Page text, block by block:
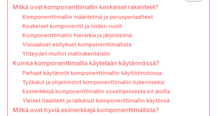
Mitkä ovat komponenttimallin keskeiset rakenteet?
Komponenttimallin määritelmä ja perusperiaatteet
Keskeiset komponentit ja niiden roolit
Komponenttimallin hierarkia ja järjestelmä
Visuaaliset esitykset komponenttimallista
Yhteydet muihin mallirakenteisiin
Kuinka komponenttimallia käytetään käytännössä?
Parhaat käytännöt komponenttimallin käyttöönotossa
Työkalut ja ohjelmistot komponenttimallin tukemiseksi
Esimerkkejä komponenttimallin soveltamisesta eri aloilla
Yleiset haasteet ja ratkaisut komponenttimallin käytössä
Mitkä ovat hyviä esimerkkejä komponenttimallista?